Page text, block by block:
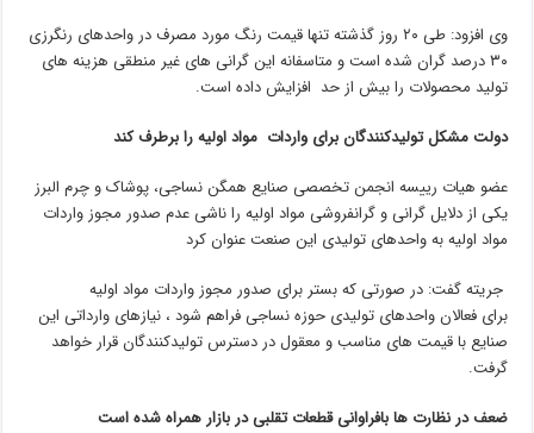
وی افزود: طی ۲۰ روز گذشته تنها قیمت رنگ مورد مصرف در واحدهای رنگرزی
۳۰ درصد گران شده است و متاسفانه این گرانی های غیر منطقی هزینه های
تولید محصولات را بیش از حد افزایش داده است.
دولت مشکل تولیدکنندگان‌ برای واردات مواد اولیه را برطرف کند
عضو هیات رییسه انجمن تخصصی صنایع همگن نساجی، پوشاک و چرم البرز
یکی از دلایل گرانی و گرانفروشی مواد اولیه را ناشی عدم صدور مجوز واردات
مواد اولیه به واحدهای تولیدی این صنعت عنوان کرد
جریته گفت: در صورتی که بستر برای صدور مجوز واردات مواد اولیه
برای فعالان واحدهای تولیدی حوزه نساجی فراهم شود ، نیازهای وارداتی این
صنایع با قیمت های مناسب و معقول در دسترس تولیدکنندگان قرار خواهد
گرفت.
ضعف در نظارت ها بافراوانی قطعات تقلبی در بازار همراه شده است